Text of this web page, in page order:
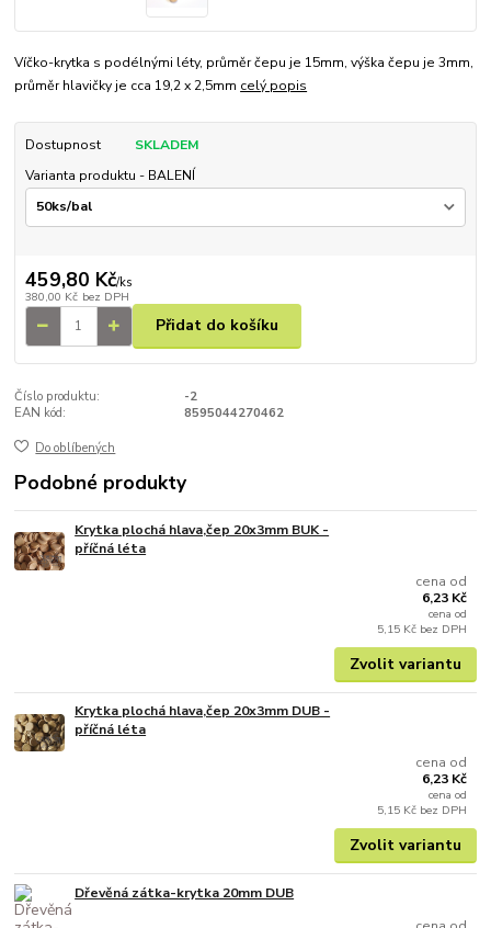
Víčko-krytka s podélnými léty, průměr čepu je 15mm, výška čepu je 3mm,
průměr hlavičky je cca 19,2 x 2,5mm celý popis
Dostupnost
SKLADEM
Varianta produktu - BALENÍ
459,80 Kč/ks
380,00 Kč bez DPH
Přidat do košíku
Číslo produktu:
-2
EAN kód:
8595044270462
Do oblíbených
Podobné produkty
Krytka plochá hlava,čep 20x3mm BUK -
příčná léta
cena od
6,23 Kč
cena od
5,15 Kč bez DPH
Zvolit variantu
Krytka plochá hlava,čep 20x3mm DUB -
příčná léta
cena od
6,23 Kč
cena od
5,15 Kč bez DPH
Zvolit variantu
Dřevěná zátka-krytka 20mm DUB